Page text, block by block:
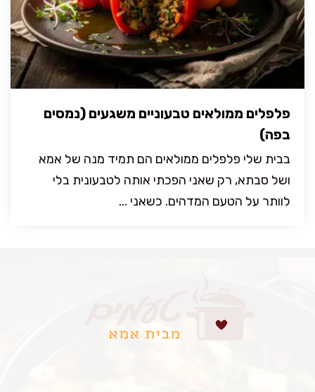
פלפלים ממולאים טבעוניים משגעים (נמסים
בפה)
בבית שלי פלפלים ממולאים הם תמיד מנה של אמא
ושל סבתא, רק שאני הפכתי אותה לטבעונית בלי
לוותר על הטעם המדהים. כשאני ...